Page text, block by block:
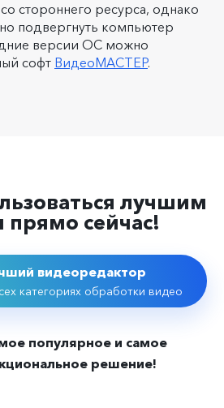
стороннего ресурса, однако
подвергнуть компьютер
версии ОС можно
софт ВидеоМАСТЕР.
лучшим
прямо сейчас!
видеоредактор
категориях обработки видео
популярное и самое
решение!